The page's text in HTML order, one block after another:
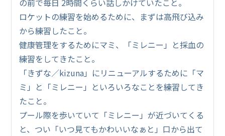
ロケットの練習を始めるために、まずは高飛び込み
から練習したこと。
健康管理をするためにマミ、「ミレニー」と採血の
練習をしてきたこと。
「きずな／kizuna」にリニューアルするために「マ
ミ」と「ミレニー」といろいろなことを練習してき
たこと。
プール際を歩いていて「ミレニー」が近づいてくる
と、つい「いつ見てもかわいいなぁと」口から出て